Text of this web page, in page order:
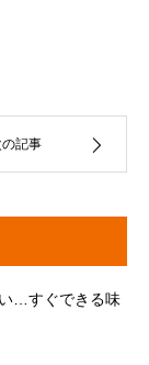
の記事
…すぐできる味